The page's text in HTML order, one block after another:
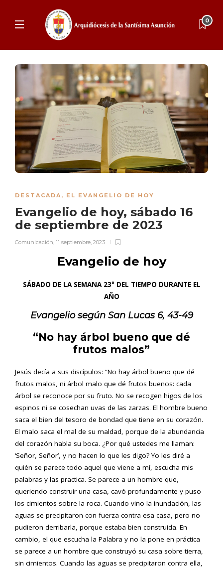
0
DESTACADA, EL EVANGELIO DE HOY
Evangelio de hoy, sábado 16
de septiembre de 2023
Comunicación, 11 septiembre, 2023
Evangelio de hoy
SÁBADO DE LA SEMANA 23° DEL TIEMPO DURANTE EL
AÑO
Evangelio segúnSan Lucas 6, 43-49
“No hay árbol bueno que dé
frutos malos”
Jesús decía a sus discípulos: “No hay árbol bueno que dé
frutos malos, ni árbol malo que dé frutos buenos: cada
árbol se reconoce por su fruto. No se recogen higos de los
espinos ni se cosechan uvas de las zarzas. El hombre bueno
saca el bien del tesoro de bondad que tiene en su corazón.
El malo saca el mal de su maldad, porque de la abundancia
del corazón habla su boca. ¿Por qué ustedes me llaman:
‘Señor, Señor’, y no hacen lo que les digo? Yo les diré a
quién se parece todo aquel que viene a mí, escucha mis
palabras y las practica. Se parece a un hombre que,
queriendo construir una casa, cavó profundamente y puso
los cimientos sobre la roca. Cuando vino la inundación, las
aguas se precipitaron con fuerza contra esa casa, pero no
pudieron derribarla, porque estaba bien construida. En
cambio, el que escucha la Palabra y no la pone en práctica
se parece a un hombre que construyó su casa sobre tierra,
sin cimientos. Cuando las aguas se precipitaron contra ella,